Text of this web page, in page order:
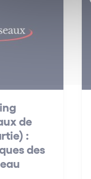
de
:
des